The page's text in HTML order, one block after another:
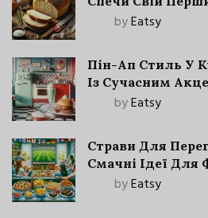
byEatsy
Пін-Ап Стиль У
Із Сучасним
byEatsy
Страви Для
Смачні Ідеї Для
byEatsy